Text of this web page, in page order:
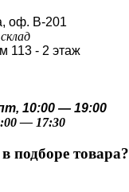
оф. В-201
113 - 2 этаж
10:00 — 19:00
— 17:30
товара?